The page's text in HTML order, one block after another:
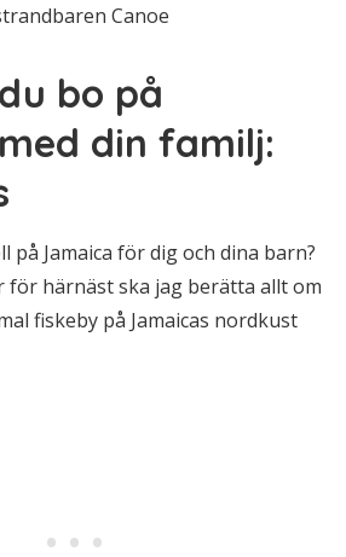
Canoe
bo på
din familj:
på Jamaica för dig och dina barn?
för härnäst ska jag berätta allt om
fiskeby på Jamaicas nordkust